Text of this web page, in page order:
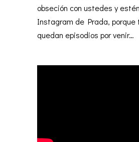
obseción con ustedes y
Instagram de Prada, porque
quedan episodios por venir…